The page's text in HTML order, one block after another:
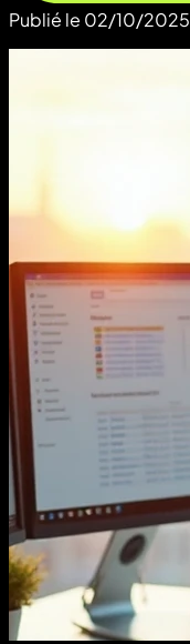
Publié le 02/10/2025